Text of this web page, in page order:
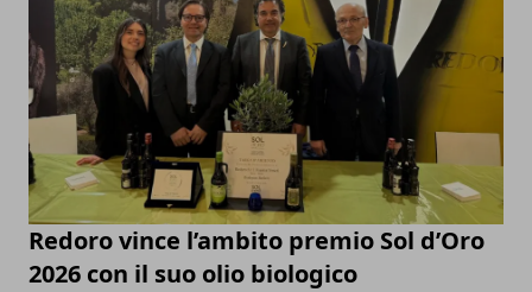
Redoro vince l’ambito premio Sol d’Oro
2026 con il suo olio biologico